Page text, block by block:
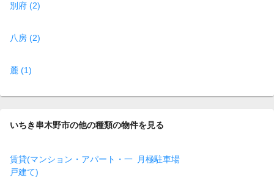
別府 (2)
八房 (2)
麓 (1)
いちき串木野市の他の種類の物件を見る
賃貸(マンション・アパート・一
戸建て)
月極駐車場